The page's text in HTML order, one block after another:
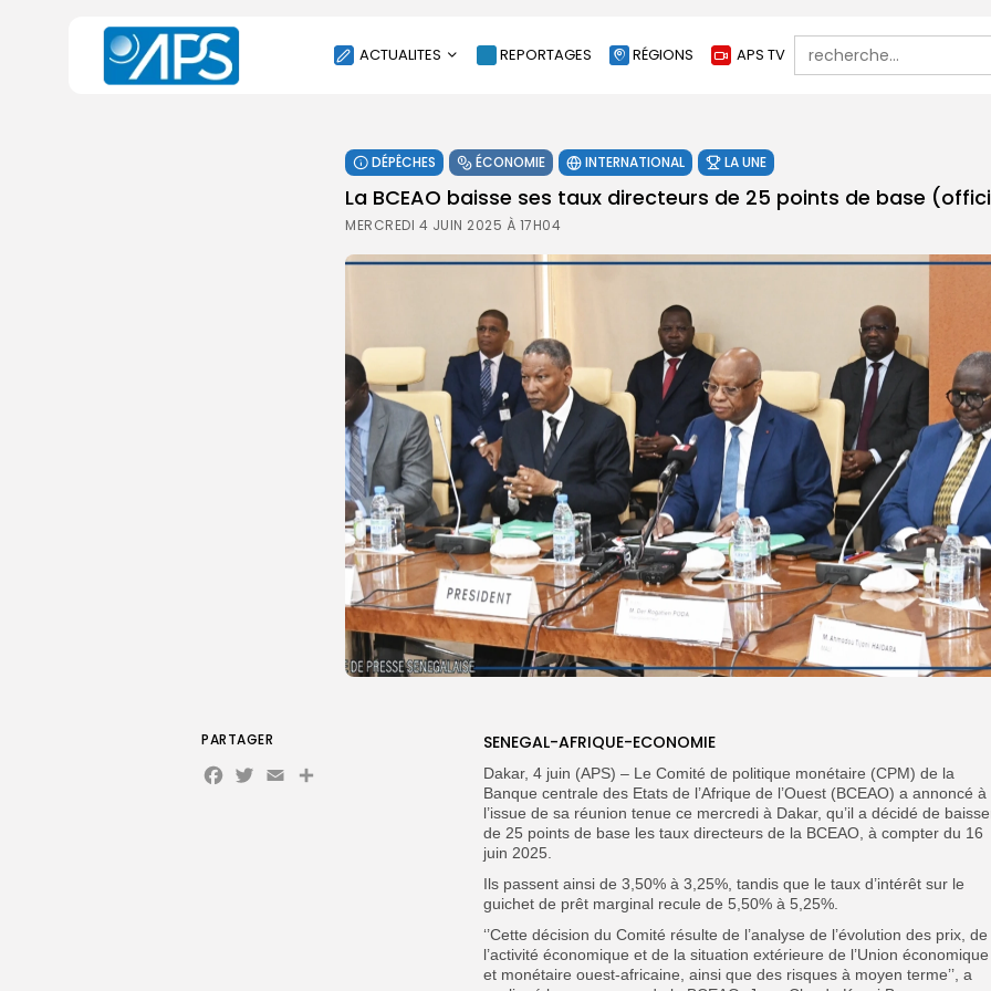
ACTUALITES
SOCIÉTÉ
ÉCONOMIE
CULTURE
SPORT
AGENDA
SANTE
REPORTAGES RÉGIONS APS TV
Search
for:
DÉPÊCHES ÉCONOMIE INTERNATIONAL LA UNE
La BCEAO baisse ses taux directeurs de 25 points de base
MERCREDI 4 JUIN 2025 À 17H04
SENEGAL-AFRIQUE-ECONOMIE
Dakar, 4 juin (APS) – Le Comité de politique monétaire (CPM) de la
Banque centrale des Etats de l’Afrique de l’Ouest (BCEAO) a annoncé à
l’issue de sa réunion tenue ce mercredi à Dakar, qu’il a décidé de
de 25 points de base les taux directeurs de la BCEAO, à compter du 16
juin 2025.
Ils passent ainsi de 3,50% à 3,25%, tandis que le taux d’intérêt sur le
guichet de prêt marginal recule de 5,50% à 5,25%.
‘’Cette décision du Comité résulte de l’analyse de l’évolution des prix, de
l’activité économique et de la situation extérieure de l’Union économique
et monétaire ouest-africaine, ainsi que des risques à moyen terme’’, a
PARTAGER
Facebook
Twitter
EmailPartager